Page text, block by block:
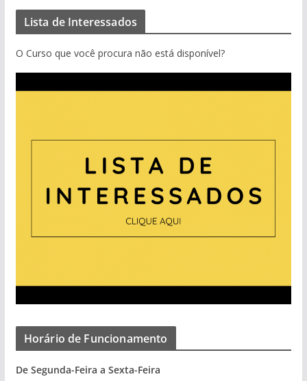
Lista de Interessados
O Curso que você procura não está disponível?
Horário de Funcionamento
De Segunda-Feira a Sexta-Feira